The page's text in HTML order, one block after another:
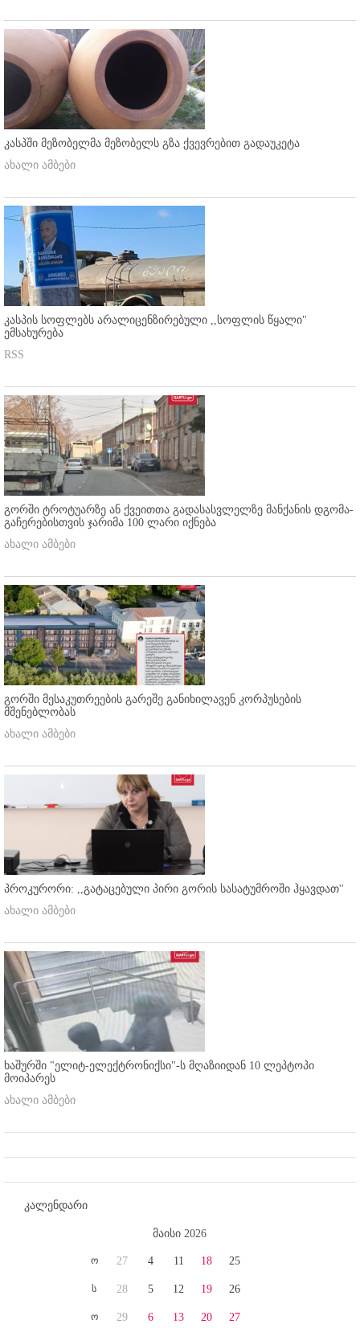
კასპში მეზობელმა მეზობელს გზა ქვევრებით გადაუკეტა
ახალი ამბები
კასპის სოფლებს არალიცენზირებული ,,სოფლის წყალი"
ემსახურება
RSS
გორში ტროტუარზე ან ქვეითთა გადასასვლელზე მანქანის დგომა-
გაჩერებისთვის ჯარიმა 100 ლარი იქნება
ახალი ამბები
გორში მესაკუთრეების გარეშე განიხილავენ კორპუსების
მშენებლობას
ახალი ამბები
პროკურორი: ,,გატაცებული პირი გორის სასატუმროში ჰყავდათ''
ახალი ამბები
ხაშურში "ელიტ-ელექტრონიქსი"-ს მღაზიიდან 10 ლეპტოპი
მოიპარეს
ახალი ამბები
კალენდარი
მაისი 2026
ო
ს
ო
27
28
29
4
5
6
11
12
13
18
19
20
25
26
27